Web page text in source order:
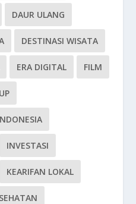
DAUR ULANG
DESTINASI WISATA
ERA DIGITAL FILM
INVESTASI
KEARIFAN LOKAL